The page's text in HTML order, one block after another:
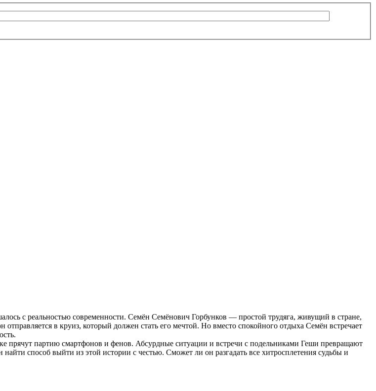
с реальностью современности. Семён Семёнович Горбунков — простой трудяга, живущий в стране,
отправляется в круиз, который должен стать его мечтой. Но вместо спокойного отдыха Семён встречает
прячут партию смартфонов и фенов. Абсурдные ситуации и встречи с подельниками Геши превращают
способ выйти из этой истории с честью. Сможет ли он разгадать все хитросплетения судьбы и